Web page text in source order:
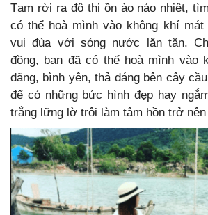
Tạm rời ra đô thị ồn ào náo nhiệt,
có thể hoà mình vào không khí
vui đùa với sóng nước lăn tăn.
đồng, bạn đã có thể hoà mình vào
đãng, bình yên, thả dáng bên cây
để có những bức hình đẹp hay
trắng lững lờ trôi làm tâm hồn trở